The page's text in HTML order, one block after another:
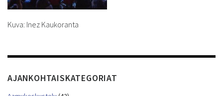
Kuva: Inez Kaukoranta
AJANKOHTAISKATEGORIAT